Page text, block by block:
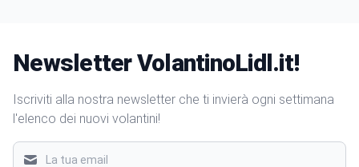
Newsletter VolantinoLidl.it!
Iscriviti alla nostra newsletter che ti invierà ogni settimana
l'elenco dei nuovi volantini!